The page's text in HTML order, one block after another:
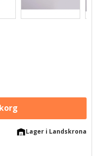
warehouseLager i Landskrona